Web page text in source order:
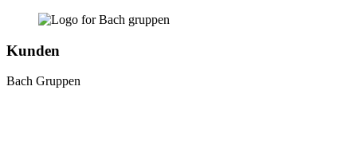
Kunden
Bach Gruppen